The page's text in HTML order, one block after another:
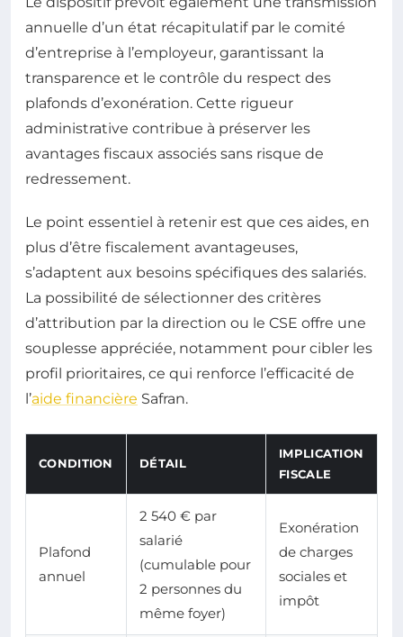
annuelle d’un état récapitulatif par le comité
d’entreprise à l’employeur, garantissant la
transparence et le contrôle du respect des
plafonds d’exonération. Cette rigueur
administrative contribue à préserver les
avantages fiscaux associés sans risque de
redressement.
Le point essentiel à retenir est que ces aides, en
plus d’être fiscalement avantageuses,
s’adaptent aux besoins spécifiques des salariés.
La possibilité de sélectionner des critères
d’attribution par la direction ou le CSE offre une
souplesse appréciée, notamment pour cibler les
profil prioritaires, ce qui renforce l’efficacité de
l’aide financière Safran.
CONDITION DÉTAIL
IMPLICATION
FISCALE
Plafond
annuel
2 540 € par
salarié
(cumulable pour
2 personnes du
même foyer)
Exonération
de charges
sociales et
impôt